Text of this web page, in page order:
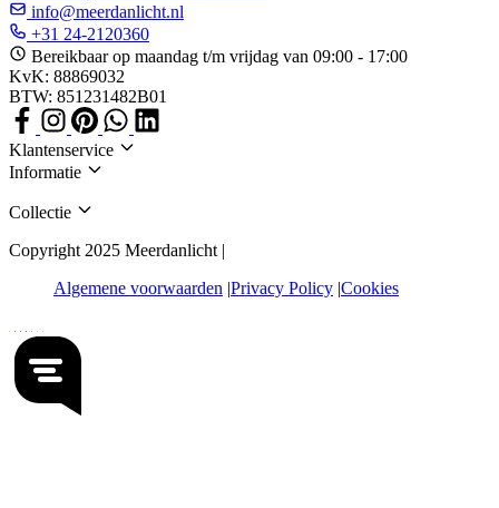
info@meerdanlicht.nl
+31 24-2120360
Bereikbaar op maandag t/m vrijdag van 09:00 - 17:00
KvK: 88869032
BTW: 851231482B01
Klantenservice
Informatie
Collectie
Copyright 2025 Meerdanlicht |
Algemene voorwaarden Privacy Policy Cookies